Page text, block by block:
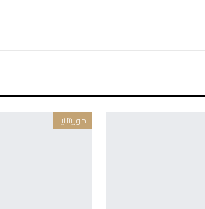
موريتانيا